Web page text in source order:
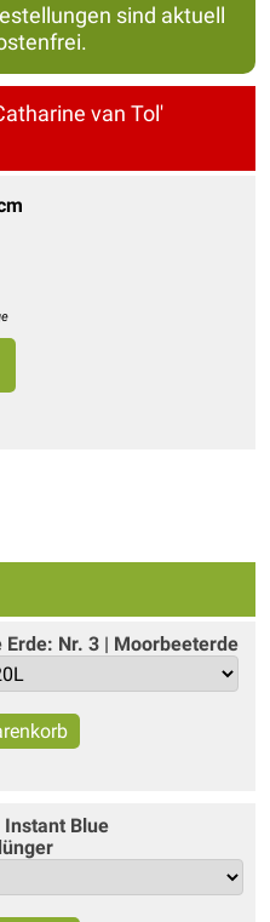
sind aktuell
van Tol'
Erde: Nr. 3 | Moorbeeterde
Blue